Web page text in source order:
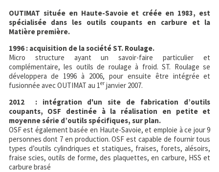
OUTIMAT située en Haute-Savoie et créée en 1983, est
spécialisée dans les outils coupants en carbure et la
Matière première.
1996 : acquisition de la société ST. Roulage.
Micro structure ayant un savoir-faire particulier et
complémentaire, les outils de roulage à froid. ST. Roulage se
développera de 1996 à 2006, pour ensuite être intégrée et
fusionnée avec OUTIMAT au 1erjanvier 2007.
2012 : intégration d'un site de fabrication d’outils
coupants, OSF destinée à la réalisation en petite et
moyenne série d’outils spécifiques, sur plan.
OSF est également basée en Haute-Savoie, et emploie à ce jour 9
personnes dont 7 en production. OSF est capable de fournir tous
types d’outils cylindriques et statiques, fraises, forets, alésoirs,
fraise scies, outils de forme, des plaquettes, en carbure, HSS et
carbure brasé